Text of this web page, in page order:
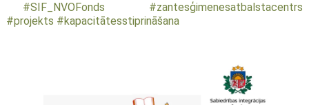
#SIF_NVOFonds
#zantesģimenesatbalstacentrs
#projekts #kapacitātesstiprināšana